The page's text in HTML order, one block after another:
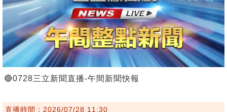
🔴0728三立新聞直播-午間新聞快報
直播時間：2026/07/28 11:30